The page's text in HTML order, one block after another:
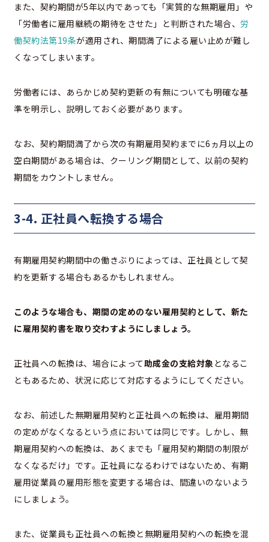
また、契約期間が5年以内であっても「実質的な無期雇用」や
「労働者に雇用継続の期待をさせた」と判断された場合、 労
働契約法第19条が適用され、期間満了による雇い止めが難し
くなってしまいます。
労働者には、あらかじめ契約更新の有無についても明確な基
準を明示し、説明しておく必要があります。
なお、契約期間満了から次の有期雇用契約までに6ヵ月以上の
空白期間がある場合は、クーリング期間として、以前の契約
期間をカウントしません。
3-4. 正社員へ転換する場合
有期雇用契約期間中の働きぶりによっては、正社員として契
約を更新する場合もあるかもしれません。
このような場合も、期間の定めのない雇用契約として、新た
に雇用契約書を取り交わすようにしましょう。
正社員への転換は、場合によって助成金の支給対象となるこ
ともあるため、状況に応じて対応するようにしてください。
なお、前述した無期雇用契約と正社員への転換は、雇用期間
の定めがなくなるという点においては同じです。しかし、無
期雇用契約への転換は、あくまでも「雇用契約期間の制限が
なくなるだけ」です。正社員になるわけではないため、有期
雇用従業員の雇用形態を変更する場合は、間違いのないよう
にしましょう。
また、従業員も正社員への転換と無期雇用契約への転換を混